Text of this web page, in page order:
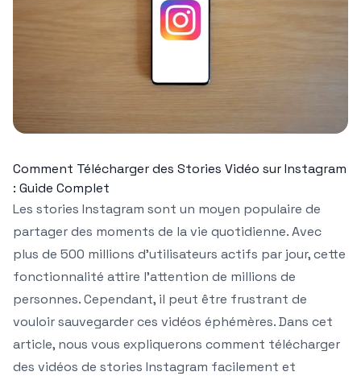
Comment Télécharger des Stories Vidéo sur Instagram
: Guide Complet
Les stories Instagram sont un moyen populaire de
partager des moments de la vie quotidienne. Avec
plus de 500 millions d’utilisateurs actifs par jour, cette
fonctionnalité attire l’attention de millions de
personnes. Cependant, il peut être frustrant de
vouloir sauvegarder ces vidéos éphémères. Dans cet
article, nous vous expliquerons comment télécharger
des vidéos de stories Instagram facilement et